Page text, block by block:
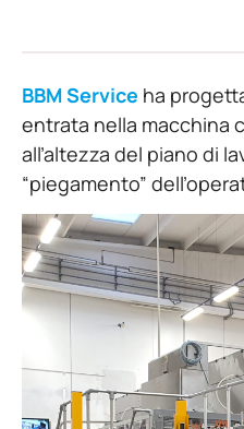
BBM Service ha
entrata nella macchina
all’altezza del piano di
“piegamento”